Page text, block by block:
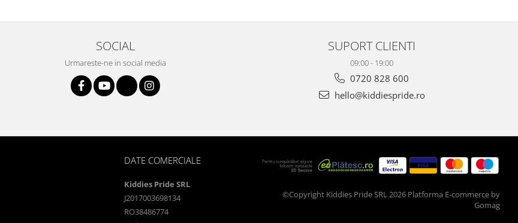
SOCIAL
Urmareste-ne in social media
SUPORT CLIENTI
09:00 - 19:00
0720 828 600
hello@kiddiespride.ro
DATE COMERCIALE
Kiddies Pride SRL
J2017003698134
RO38486774
©Copyright Kiddies Pride SRL 2026 Platforma E-commerce by
Gomag